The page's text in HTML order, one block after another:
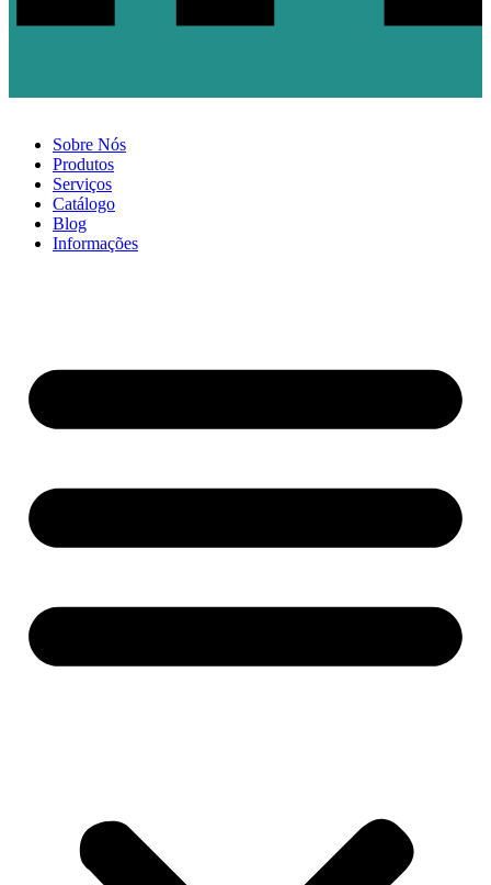
Sobre Nós
Produtos
Serviços
Catálogo
Blog
Informações